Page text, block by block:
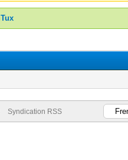
Syndication RSS